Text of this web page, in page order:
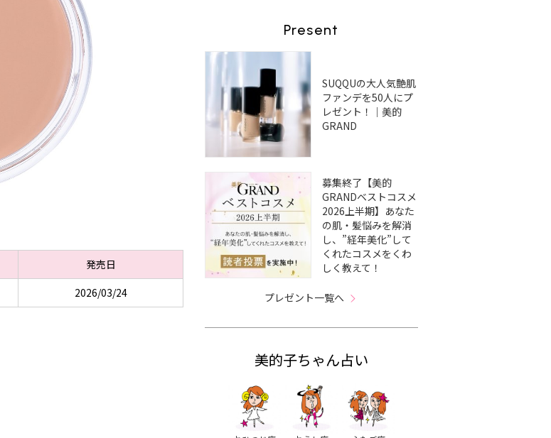
発売日
2026/03/24
Present
SUQQUの大人気艶肌
ファンデを50人にプ
レゼント！｜美的
GRAND
募集終了【美的
GRANDベストコスメ
2026上半期】あなた
の肌・髪悩みを解消
し、”経年美化”して
くれたコスメをくわ
しく教えて！
プレゼント一覧へ
美的子ちゃん占い